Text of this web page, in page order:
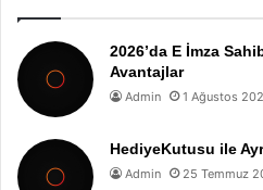
2026’da E İmza
Avantajlar
Admin 1 Ağustos
HediyeKutusu ile
Admin 25 Temmuz